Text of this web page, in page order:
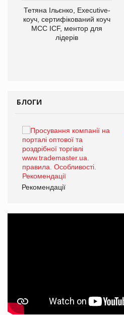
Тетяна Ільєнко, Executive-
коуч, сертифікований коуч
МСС ICF, ментор для
лідерів
БЛОГИ
Рекомендації